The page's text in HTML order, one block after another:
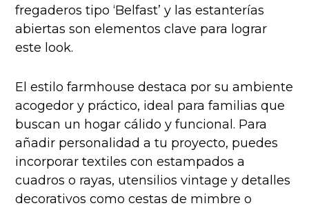
fregaderos tipo ‘Belfast’ y las estanterías
abiertas son elementos clave para lograr
este look.
El estilo farmhouse destaca por su ambiente
acogedor y práctico, ideal para familias que
buscan un hogar cálido y funcional. Para
añadir personalidad a tu proyecto, puedes
incorporar textiles con estampados a
cuadros o rayas, utensilios vintage y detalles
decorativos como cestas de mimbre o